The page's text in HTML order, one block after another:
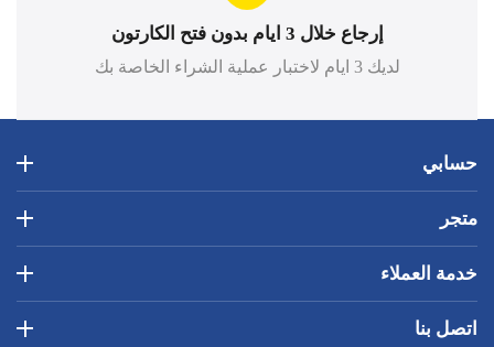
إرجاع خلال 3 ايام بدون فتح الكارتون
لديك 3 ايام لاختبار عملية الشراء الخاصة بك
حسابي
متجر
خدمة العملاء
اتصل بنا